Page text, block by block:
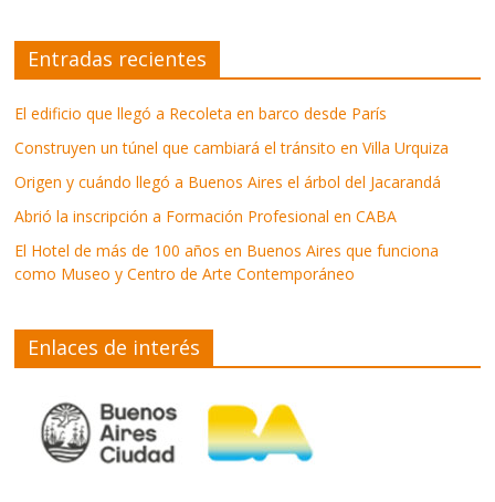
Entradas recientes
El edificio que llegó a Recoleta en barco desde París
Construyen un túnel que cambiará el tránsito en Villa Urquiza
Origen y cuándo llegó a Buenos Aires el árbol del Jacarandá
Abrió la inscripción a Formación Profesional en CABA
El Hotel de más de 100 años en Buenos Aires que funciona
como Museo y Centro de Arte Contemporáneo
Enlaces de interés